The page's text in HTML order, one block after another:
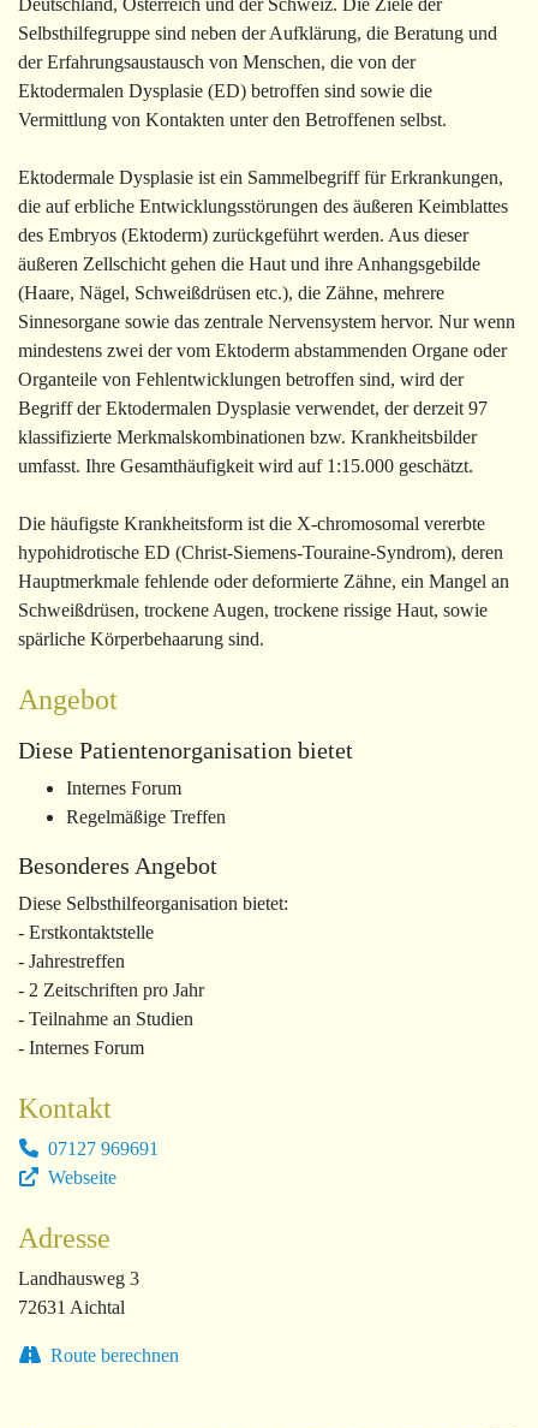
Deutschland, Österreich und der Schweiz. Die Ziele der
Selbsthilfegruppe sind neben der Aufklärung, die Beratung und
der Erfahrungsaustausch von Menschen, die von der
Ektodermalen Dysplasie (ED) betroffen sind sowie die
Vermittlung von Kontakten unter den Betroffenen selbst.
Ektodermale Dysplasie ist ein Sammelbegriff für Erkrankungen,
die auf erbliche Entwicklungsstörungen des äußeren Keimblattes
des Embryos (Ektoderm) zurückgeführt werden. Aus dieser
äußeren Zellschicht gehen die Haut und ihre Anhangsgebilde
(Haare, Nägel, Schweißdrüsen etc.), die Zähne, mehrere
Sinnesorgane sowie das zentrale Nervensystem hervor. Nur wenn
mindestens zwei der vom Ektoderm abstammenden Organe oder
Organteile von Fehlentwicklungen betroffen sind, wird der
Begriff der Ektodermalen Dysplasie verwendet, der derzeit 97
klassifizierte Merkmalskombinationen bzw. Krankheitsbilder
umfasst. Ihre Gesamthäufigkeit wird auf 1:15.000 geschätzt.
Die häufigste Krankheitsform ist die X-chromosomal vererbte
hypohidrotische ED (Christ-Siemens-Touraine-Syndrom), deren
Hauptmerkmale fehlende oder deformierte Zähne, ein Mangel an
Schweißdrüsen, trockene Augen, trockene rissige Haut, sowie
spärliche Körperbehaarung sind.
Angebot
Diese Patientenorganisation bietet
Internes Forum
Regelmäßige Treffen
Besonderes Angebot
Diese Selbsthilfeorganisation bietet:
- Erstkontaktstelle
- Jahrestreffen
- 2 Zeitschriften pro Jahr
- Teilnahme an Studien
- Internes Forum
Kontakt
07127 969691
Webseite
Adresse
Landhausweg 3
72631 Aichtal
Route berechnen